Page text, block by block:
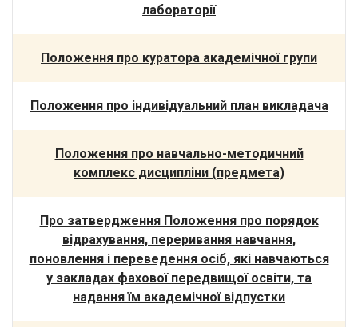
лабораторії
Положення про куратора академічної групи
Положення про індивідуальний план викладача
Положення про навчально-методичний
комплекс дисципліни (предмета)
Про затвердження Положення про порядок
відрахування, переривання навчання,
поновлення і переведення осіб, які навчаються
у закладах фахової передвищої освіти, та
надання їм академічної відпустки